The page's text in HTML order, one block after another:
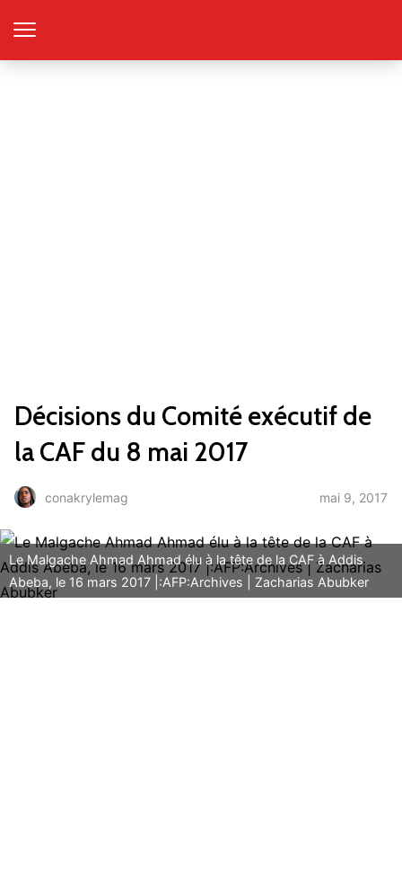
Décisions du Comité exécutif de
la CAF du 8 mai 2017
conakrylemag mai 9, 2017
Le Malgache Ahmad Ahmad élu à la tête de la CAF à Addis
Abeba, le 16 mars 2017 |:AFP:Archives | Zacharias Abubker